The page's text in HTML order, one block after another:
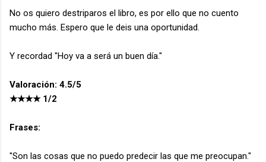
No os quiero destriparos el libro, es por ello que no cuento
mucho más. Espero que le deis una oportunidad.
Y recordad "Hoy va a será un buen día."
Valoración: 4.5/5
★★★★ 1/2
Frases:
"Son las cosas que no puedo predecir las que me preocupan."